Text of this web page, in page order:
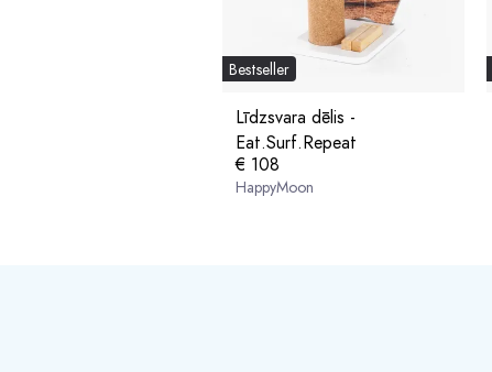
Bestseller
Līdzsvara dēlis -
Eat.Surf.Repeat
€ 108
HappyMoon